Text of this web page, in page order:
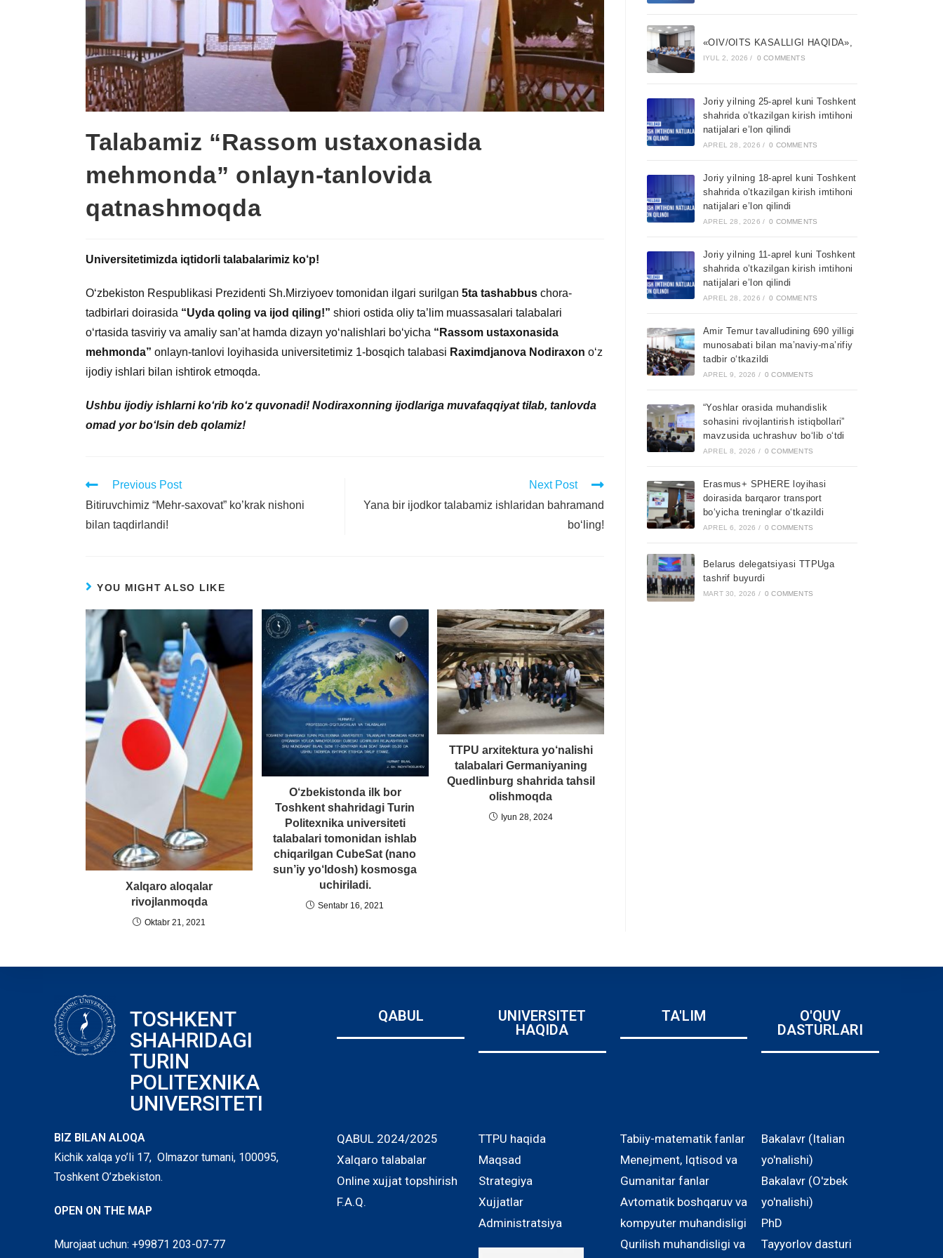
Talabamiz “Rassom ustaxonasida
mehmonda” onlayn-tanlovida
qatnashmoqda
Universitetimizda iqtidorli talabalarimiz ko‘p!
O‘zbekiston Respublikasi Prezidenti Sh.Mirziyoev tomonidan ilgari surilgan 5ta tashabbus chora-
tadbirlari doirasida “Uyda qoling va ijod qiling!” shiori ostida oliy ta’lim muassasalari talabalari
o‘rtasida tasviriy va amaliy san’at hamda dizayn yo‘nalishlari bo‘yicha “Rassom ustaxonasida
mehmonda” onlayn-tanlovi loyihasida universitetimiz 1-bosqich talabasi Raximdjanova Nodiraxon o‘z
ijodiy ishlari bilan ishtirok etmoqda.
Ushbu ijodiy ishlarni ko‘rib ko‘z quvonadi! Nodiraxonning ijodlariga muvafaqqiyat tilab, tanlovda
omad yor bo‘lsin deb qolamiz!
Previous Post
Bitiruvchimiz “Mehr-saxovat” ko’krak nishoni
bilan taqdirlandi!
Next Post
Yana bir ijodkor talabamiz ishlaridan bahramand
bo‘ling!
YOU MIGHT ALSO LIKE
Xalqaro aloqalar
rivojlanmoqda
Oktabr 21, 2021
O‘zbekistonda ilk bor
Toshkent shahridagi Turin
Politexnika universiteti
talabalari tomonidan ishlab
chiqarilgan CubeSat (nano
sun’iy yo‘ldosh) kosmosga
uchiriladi.
Sentabr 16, 2021
TTPU arxitektura yo‘nalishi
talabalari Germaniyaning
Quedlinburg shahrida tahsil
olishmoqda
Iyun 28, 2024
«OIV/OITS KASALLIGI HAQIDA»,
IYUL 2, 2026 / 0 COMMENTS
Joriy yilning 25-aprel kuni Toshkent
shahrida o’tkazilgan kirish imtihoni
natijalari e’lon qilindi
APREL 28, 2026 / 0 COMMENTS
Joriy yilning 18-aprel kuni Toshkent
shahrida o’tkazilgan kirish imtihoni
natijalari e’lon qilindi
APREL 28, 2026 / 0 COMMENTS
Joriy yilning 11-aprel kuni Toshkent
shahrida o’tkazilgan kirish imtihoni
natijalari e’lon qilindi
APREL 28, 2026 / 0 COMMENTS
Amir Temur tavalludining 690 yilligi
munosabati bilan ma’naviy-ma’rifiy
tadbir o‘tkazildi
APREL 9, 2026 / 0 COMMENTS
“Yoshlar orasida muhandislik
sohasini rivojlantirish istiqbollari”
mavzusida uchrashuv bo‘lib o‘tdi
APREL 8, 2026 / 0 COMMENTS
Erasmus+ SPHERE loyihasi
doirasida barqaror transport
bo‘yicha treninglar o‘tkazildi
APREL 6, 2026 / 0 COMMENTS
Belarus delegatsiyasi TTPUga
tashrif buyurdi
MART 30, 2026 / 0 COMMENTS
TOSHKENT
SHAHRIDAGI
TURIN
POLITEXNIKA
UNIVERSITETI
QABUL
UNIVERSITET
HAQIDA
TA'LIM
O'QUV
DASTURLARI
BIZ BILAN ALOQA
Kichik xalqa yo’li 17, Olmazor tumani, 100095,
Toshkent O’zbekiston.
OPEN ON THE MAP
Murojaat uchun: +99871 203-07-77
QABUL 2024/2025
Xalqaro talabalar
Online xujjat topshirish
F.A.Q.
TTPU haqida
Maqsad
Strategiya
Xujjatlar
Administratsiya
Tabiiy-matematik fanlar
Menejment, Iqtisod va
Gumanitar fanlar
Avtomatik boshqaruv va
kompyuter muhandisligi
Qurilish muhandisligi va
Bakalavr (Italian
yo'nalishi)
Bakalavr (O'zbek
yo'nalishi)
PhD
Tayyorlov dasturi